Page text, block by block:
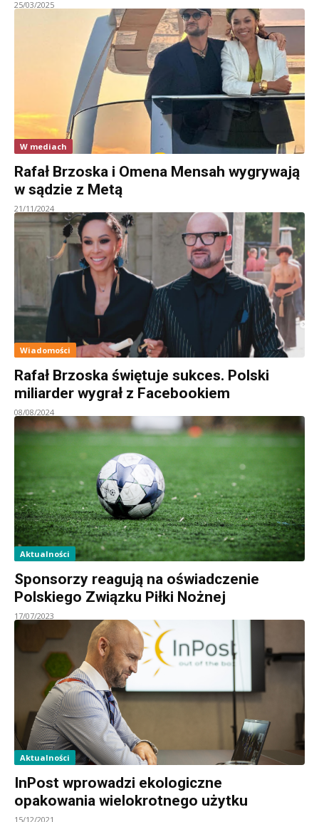
25/03/2025
W mediach
Rafał Brzoska i Omena Mensah wygrywają
w sądzie z Metą
21/11/2024
Wiadomości
Rafał Brzoska świętuje sukces. Polski
miliarder wygrał z Facebookiem
08/08/2024
Aktualności
Sponsorzy reagują na oświadczenie
Polskiego Związku Piłki Nożnej
17/07/2023
Aktualności
InPost wprowadzi ekologiczne
opakowania wielokrotnego użytku
15/12/2021